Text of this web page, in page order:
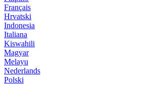
Français
Hrvatski
Indonesia
Italiana
Kiswahili
Magyar
Melayu
Nederlands
Polski